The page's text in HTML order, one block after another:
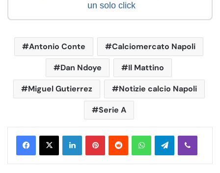
un solo click
Antonio Conte Calciomercato Napoli
Dan Ndoye Il Mattino
Miguel Gutierrez Notizie calcio Napoli
Serie A
WhatsApp Telegram